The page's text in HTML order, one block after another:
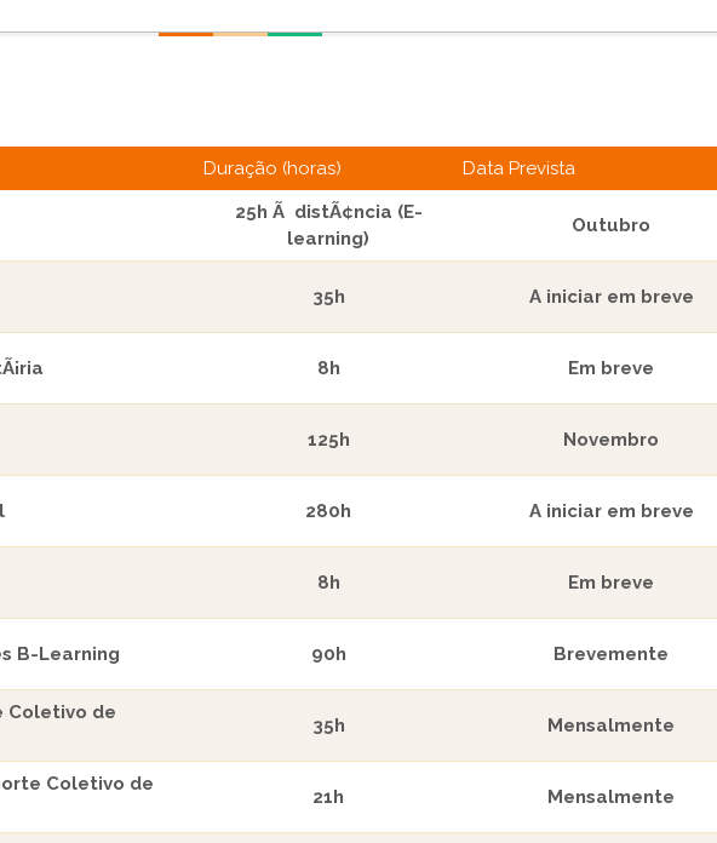
Duração (horas) Data Prevista
25h Ã distÃ¢ncia (E-
learning)
Outubro
35h A iniciar em breve
8h Em breve
125h Novembro
280h A iniciar em breve
8h Em breve
B-Learning 90h Brevemente
Coletivo de
35h Mensalmente
Coletivo de
21h Mensalmente